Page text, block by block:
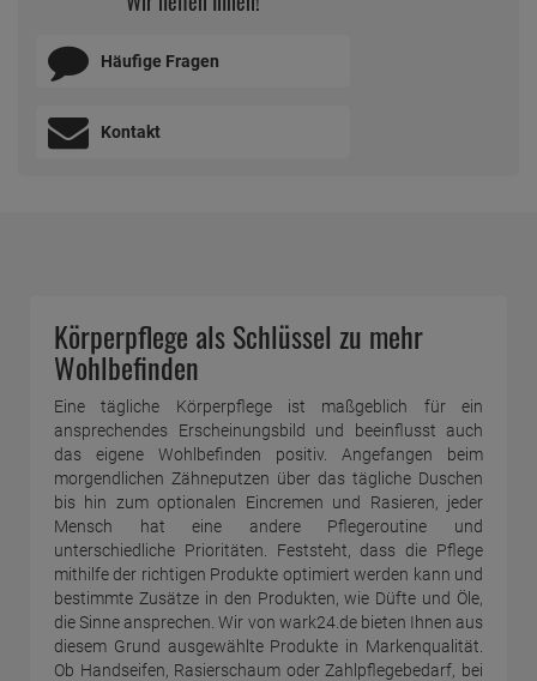
Häufige Fragen
Kontakt
Körperpflege als Schlüssel zu mehr
Wohlbefinden
Eine tägliche Körperpflege ist maßgeblich für ein
ansprechendes Erscheinungsbild und beeinflusst auch
das eigene Wohlbefinden positiv. Angefangen beim
morgendlichen Zähneputzen über das tägliche Duschen
bis hin zum optionalen Eincremen und Rasieren, jeder
Mensch hat eine andere Pflegeroutine und
unterschiedliche Prioritäten. Feststeht, dass die Pflege
mithilfe der richtigen Produkte optimiert werden kann und
bestimmte Zusätze in den Produkten, wie Düfte und Öle,
die Sinne ansprechen. Wir von wark24.de bieten Ihnen aus
diesem Grund ausgewählte Produkte in Markenqualität.
Ob Handseifen, Rasierschaum oder Zahlpflegebedarf, bei